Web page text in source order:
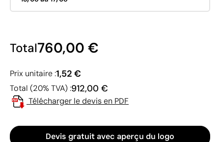
Total760,00 €
Prix unitaire :1,52 €
Total (20% TVA) :912,00 €
Télécharger le devis en PDF
Devis gratuit avec aperçu du logo